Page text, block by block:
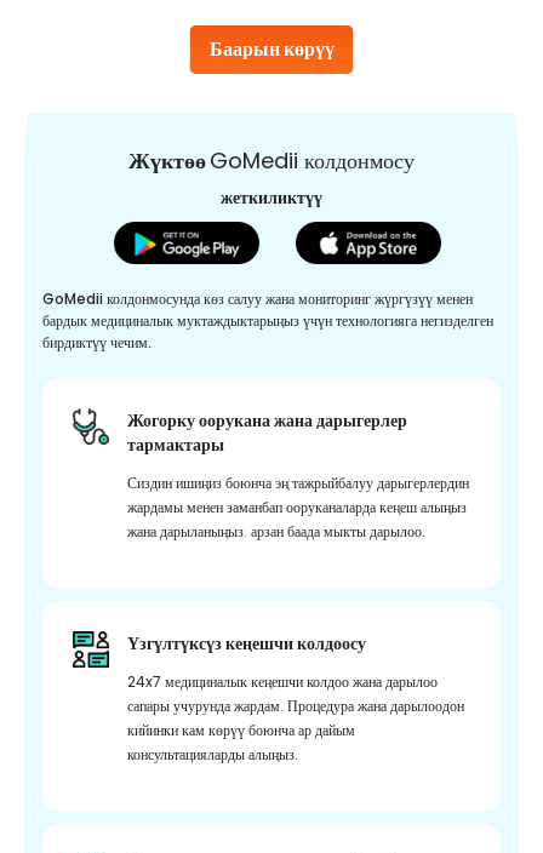
Баарын көрүү
ЖүктөөGoMedii колдонмосу
жеткиликтүү
GoMedii колдонмосунда көз салуу жана мониторинг жүргүзүү менен
бардык медициналык муктаждыктарыңыз үчүн технологияга негизделген
бирдиктүү чечим.
Жогорку оорукана жана дарыгерлер
тармактары
Сиздин ишиңиз боюнча эң тажрыйбалуу дарыгерлердин
жардамы менен заманбап ооруканаларда кеңеш алыңыз
жана дарыланыңыз. арзан баада мыкты дарылоо.
Үзгүлтүксүз кеңешчи колдоосу
24x7 медициналык кеңешчи колдоо жана дарылоо
сапары учурунда жардам. Процедура жана дарылоодон
кийинки кам көрүү боюнча ар дайым
консультацияларды алыңыз.